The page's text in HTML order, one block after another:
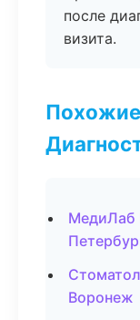
после
визита.
МедиЛаб
Воронеж